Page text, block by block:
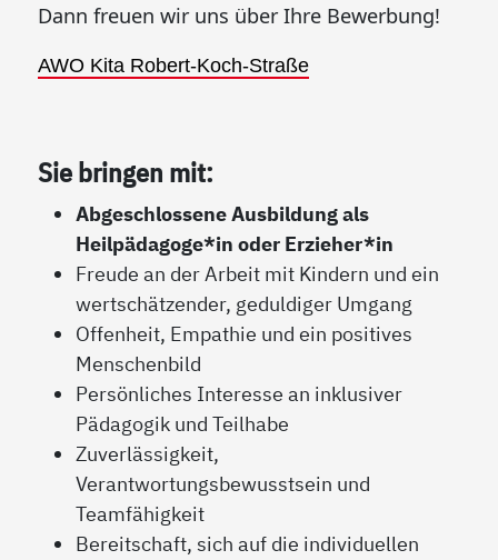
Dann freuen wir uns über Ihre Bewerbung!
AWO Kita Robert-Koch-Straße
Sie bringen mit:
Abgeschlossene Ausbildung als
Heilpädagoge*in oder Erzieher*in
Freude an der Arbeit mit Kindern und ein
wertschätzender, geduldiger Umgang
Offenheit, Empathie und ein positives
Menschenbild
Persönliches Interesse an inklusiver
Pädagogik und Teilhabe
Zuverlässigkeit,
Verantwortungsbewusstsein und
Teamfähigkeit
Bereitschaft, sich auf die individuellen